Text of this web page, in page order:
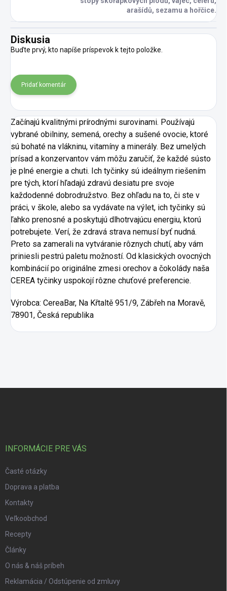
arašídů, sezamu a hořčice.
Diskusia
Buďte prvý, kto napíše príspevok k tejto položke.
Pridať komentár
Začínajú kvalitnými prírodnými surovinami. Používajú
vybrané obilniny, semená, orechy a sušené ovocie, ktoré
sú bohaté na vlákninu, vitamíny a minerály. Bez umelých
prísad a konzervantov vám môžu zaručiť, že každé sústo
je plné energie a chuti. Ich tyčinky sú ideálnym riešením
pre tých, ktorí hľadajú zdravú desiatu pre svoje
každodenné dobrodružstvo. Bez ohľadu na to, či ste v
práci, v škole, alebo sa vydávate na výlet, ich tyčinky sú
ľahko prenosné a poskytujú dlhotrvajúcu energiu, ktorú
potrebujete. Verí, že zdravá strava nemusí byť nudná.
Preto sa zamerali na vytváranie rôznych chutí, aby vám
priniesli pestrú paletu možností. Od klasických ovocných
kombinácií po originálne zmesi orechov a čokolády naša
CEREA tyčinky uspokojí rôzne chuťové preferencie.
Výrobca: CereaBar, Na Křtaltě 951/9, Zábřeh na Moravě,
78901, Česká republika
INFORMÁCIE PRE VÁS
Časté otázky
Doprava a platba
Kontakty
Veľkoobchod
Recepty
Články
O nás & náš príbeh
Reklamácia / Odstúpenie od zmluvy